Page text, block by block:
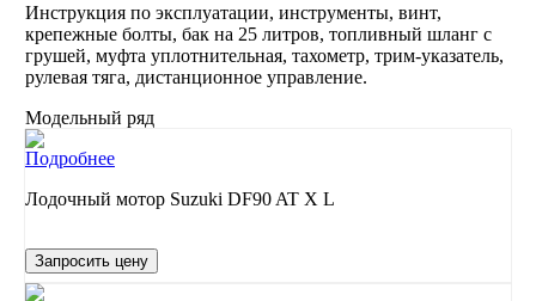
Инструкция по эксплуатации, инструменты, винт,
крепежные болты, бак на 25 литров, топливный шланг с
грушей, муфта уплотнительная, тахометр, трим-указатель,
рулевая тяга, дистанционное управление.
Модельный ряд
Подробнее
Лодочный мотор Suzuki DF90 AT X L
Запросить цену